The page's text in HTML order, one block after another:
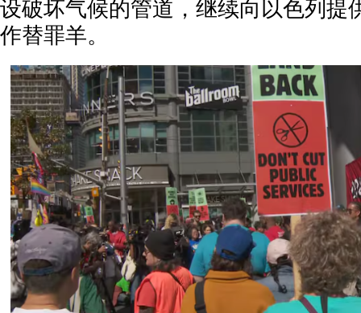
设破坏气候的管道，继续向以色列提
作替罪羊。